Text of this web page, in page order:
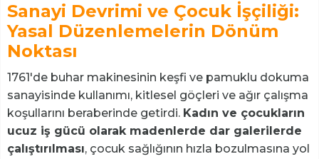
Sanayi Devrimi ve Çocuk İşçiliği:
Yasal Düzenlemelerin Dönüm
Noktası
1761'de buhar makinesinin keşfi ve pamuklu dokuma
sanayisinde kullanımı, kitlesel göçleri ve ağır çalışma
koşullarını beraberinde getirdi. Kadın ve çocukların
ucuz iş gücü olarak madenlerde dar galerilerde
çalıştırılması, çocuk sağlığının hızla bozulmasına yol